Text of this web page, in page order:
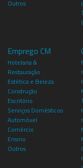
Outros
Emprego CM
Hotelaria &
Restauração
Estética e Beleza
Construção
Escritório
Serviços Domésticos
Automóvel
Comércio
Ensino
Outros